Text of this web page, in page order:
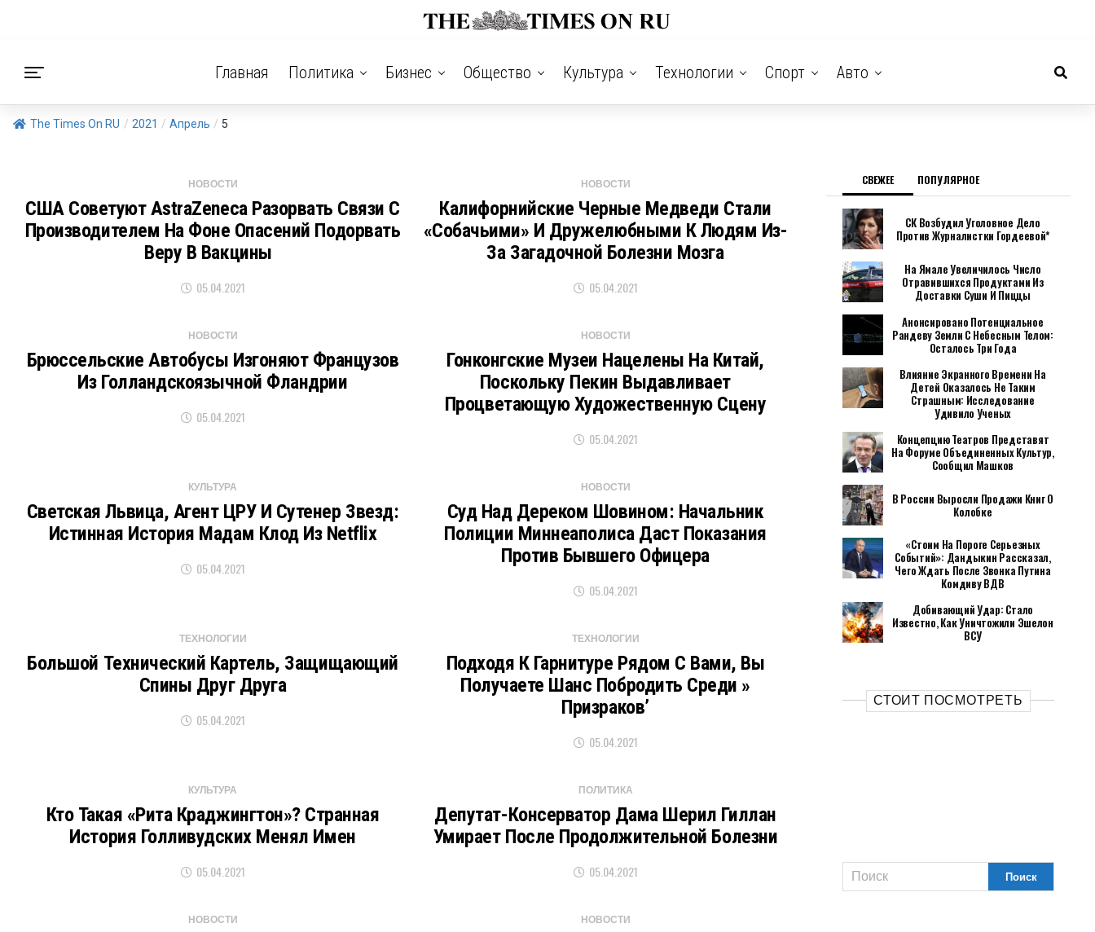
Главная Политика Бизнес Общество Культура Технологии Спорт Авто
The Times On RU / 2021 / Апрель / 5
НОВОСТИ
США Советуют AstraZeneca Разорвать Связи С
Производителем На Фоне Опасений Подорвать
Веру В Вакцины
05.04.2021
НОВОСТИ
Калифорнийские Черные Медведи Стали
«собачьими» И Дружелюбными К Людям Из-
За Загадочной Болезни Мозга
05.04.2021
НОВОСТИ
Брюссельские Автобусы Изгоняют Французов
Из Голландскоязычной Фландрии
05.04.2021
НОВОСТИ
Гонконгские Музеи Нацелены На Китай,
Поскольку Пекин Выдавливает
Процветающую Художественную Сцену
05.04.2021
КУЛЬТУРА
Светская Львица, Агент ЦРУ И Сутенер Звезд:
Истинная История Мадам Клод Из Netflix
05.04.2021
НОВОСТИ
Суд Над Дереком Шовином: Начальник
Полиции Миннеаполиса Даст Показания
Против Бывшего Офицера
05.04.2021
ТЕХНОЛОГИИ
Большой Технический Картель, Защищающий
Спины Друг Друга
05.04.2021
ТЕХНОЛОГИИ
Подходя К Гарнитуре Рядом С Вами, Вы
Получаете Шанс Побродить Среди »
Призраков’
05.04.2021
КУЛЬТУРА
Кто Такая «Рита Краджингтон»? Странная
История Голливудских Менял Имен
05.04.2021
ПОЛИТИКА
Депутат-Консерватор Дама Шерил Гиллан
Умирает После Продолжительной Болезни
05.04.2021
НОВОСТИ НОВОСТИ
СВЕЖЕЕ ПОПУЛЯРНОЕ
СК Возбудил Уголовное Дело
Против Журналистки Гордеевой*
На Ямале Увеличилось Число
Отравившихся Продуктами Из
Доставки Суши И Пиццы
Анонсировано Потенциальное
Рандеву Земли С Небесным Телом:
Осталось Три Года
Влияние Экранного Времени На
Детей Оказалось Не Таким
Страшным: Исследование
Удивило Ученых
Концепцию Театров Представят
На Форуме Объединенных Культур,
Сообщил Машков
В России Выросли Продажи Книг О
Колобке
«Стоим На Пороге Серьезных
Событий»: Дандыкин Рассказал,
Чего Ждать После Звонка Путина
Комдиву ВДВ
Добивающий Удар: Стало
Известно, Как Уничтожили Эшелон
ВСУ
СТОИТ ПОСМОТРЕТЬ